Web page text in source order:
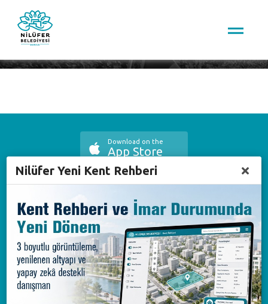
Çağrı Merkezi
444 16 03
Nilüfer Belediyesi. Copyright ©2020 Tüm Hakları Saklıdır.
KVKK Bilgilendirme-Başvuru
Download on the
App Store
Available on the
Google Play
Available on the
AppGallery
Nilüfer Yeni Kent Rehberi